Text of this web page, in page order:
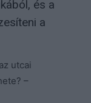
és a
a
utcai
–